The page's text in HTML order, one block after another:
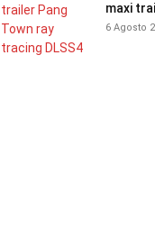
maxi
6 Agosto